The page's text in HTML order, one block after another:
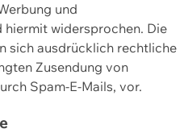
und
widersprochen. Die
sich ausdrücklich rechtliche
Zusendung von
Spam-E-Mails, vor.